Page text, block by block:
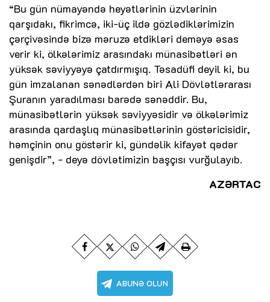
“Bu gün nümayəndə heyətlərinin üzvlərinin
qarşıdakı, fikrimcə, iki-üç ildə gözlədiklərimizin
çərçivəsində bizə məruzə etdikləri deməyə əsas
verir ki, ölkələrimiz arasındakı münasibətləri ən
yüksək səviyyəyə çatdırmışıq. Təsadüfi deyil ki, bu
gün imzalanan sənədlərdən biri Ali Dövlətlərarası
Şuranın yaradılması barədə sənəddir. Bu,
münasibətlərin yüksək səviyyəsidir və ölkələrimiz
arasında qardaşlıq münasibətlərinin göstəricisidir,
həmçinin onu göstərir ki, gündəlik kifayət qədər
genişdir”, - deyə dövlətimizin başçısı vurğulayıb.
AZƏRTAC